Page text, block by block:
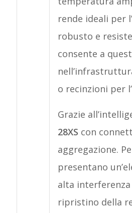
rende ideali per
robusto e
consente a
o recinzioni per
Grazie
28XS con
aggregazione.
presentano
alta
ripristino della